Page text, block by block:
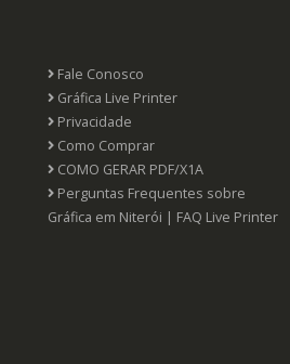
Fale Conosco
Gráfica Live Printer
Privacidade
Como Comprar
COMO GERAR PDF/X1A
Perguntas Frequentes sobre
Gráfica em Niterói | FAQ Live Printer